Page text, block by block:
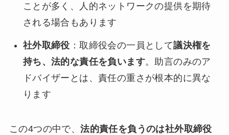
ことが多く、人的ネットワークの提供を期待
される場合もあります
社外取締役 ：取締役会の一員として議決権を
持ち、法的な責任を負います。助言のみのア
ドバイザーとは、責任の重さが根本的に異な
ります
この4つの中で、法的責任を負うのは社外取締役